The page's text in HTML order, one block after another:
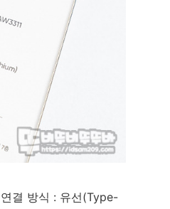
결 방식 : 유선(Type-